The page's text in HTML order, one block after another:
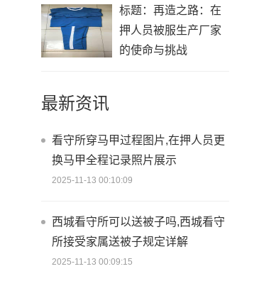
标题：再造之路：在
押人员被服生产厂家
的使命与挑战
最新资讯
看守所穿马甲过程图片,在押人员更
换马甲全程记录照片展示
2025-11-13 00:10:09
西城看守所可以送被子吗,西城看守
所接受家属送被子规定详解
2025-11-13 00:09:15